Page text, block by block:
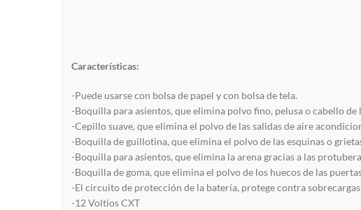
Características:
-Puede usarse con bolsa de papel y con bolsa de tela.
-Boquilla para asientos, que elimina polvo fino, pelusa o cabello de
-Cepillo suave, que elimina el polvo de las salidas de aire
-Boquilla de guillotina, que elimina el polvo de las esquinas o
-Boquilla para asientos, que elimina la arena gracias a las
-Boquilla de goma, que elimina el polvo de los huecos de las
-El circuito de protección de la batería, protege contra sobrecargas
-12 Voltios CXT